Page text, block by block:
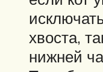
хвоста,
нижней